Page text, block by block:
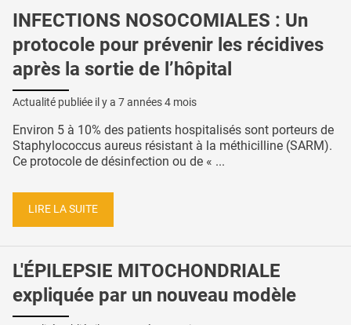
INFECTIONS NOSOCOMIALES : Un
protocole pour prévenir les récidives
après la sortie de l’hôpital
Actualité publiée il y a 7 années 4 mois
Environ 5 à 10% des patients hospitalisés sont porteurs de
Staphylococcus aureus résistant à la méthicilline (SARM).
Ce protocole de désinfection ou de « ...
LIRE LA SUITE
L'ÉPILEPSIE MITOCHONDRIALE
expliquée par un nouveau modèle